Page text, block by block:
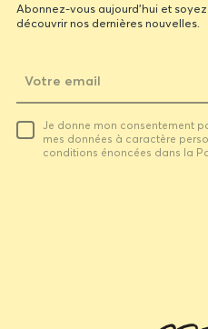
Abonnez-vous aujourd'hui et
découvrir nos dernières nouvelles.
emailJe donne mon consentement
mes données à caractère
conditions énoncées dans la